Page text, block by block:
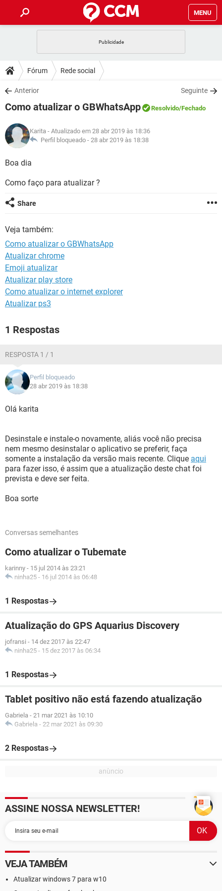
MENU
CELULAR
OUTLOOK
INSTAGRAM GMAIL
GUIA DE COMPRAS
DICAS
JOGOS
INSTAGRAM GMAIL
GUIA DE COMPRAS
DOWNLOADS
JOGOS WHATSAPP
CELULAR
OUTLOOK EXCEL
INSTAGRAM
JOGOS WHATSAPP
CELULAR
OUTLOOK
INSTAGRAM
GUIA DE COMPRAS
GLOSSÁRIO
JOGOS
INSTAGRAM
GUIA DE COMPRAS
Fórum Rede social
Anterior Seguinte
Como atualizar o GBWhatsApp Resolvido/Fechado
Karita - Atualizado em 28 abr 2019 às 18:36
Perfil bloqueado - 28 abr 2019 às 18:38
Boa dia
Como faço para atualizar ?
Share
Veja também:
Como atualizar o GBWhatsApp
Atualizar chrome
Emoji atualizar
Atualizar play store
Como atualizar o internet explorer
Atualizar ps3
1 Respostas
RESPOSTA 1 / 1
Perfil bloqueado
28 abr 2019 às 18:38
Olá karita
Desinstale e instale-o novamente, aliás você não precisa
nem mesmo desinstalar o aplicativo se preferir, faça
somente a instalação da versão mais recente. Clique aqui
para fazer isso, é assim que a atualização deste chat foi
prevista e deve ser feita.
Boa sorte
Conversas semelhantes
Como atualizar o Tubemate
karinny - 15 jul 2014 às 23:21
ninha25 - 16 jul 2014 às 06:48
1 Respostas
Atualização do GPS Aquarius Discovery
jofransi - 14 dez 2017 às 22:47
ninha25 - 15 dez 2017 às 06:34
1 Respostas
Tablet positivo não está fazendo atualização
Gabriela - 21 mar 2021 às 10:10
Gabriela - 22 mar 2021 às 09:30
2 Respostas
ASSINE NOSSA NEWSLETTER!
VEJA TAMBÉM
Atualizar windows 7 para w10